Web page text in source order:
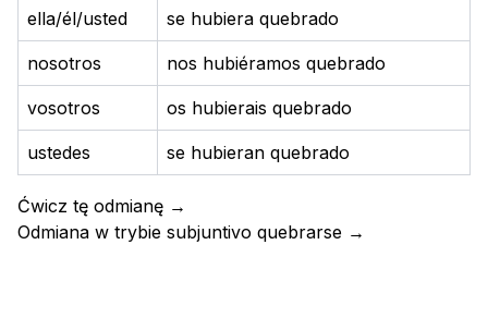
ella/él/usted se hubiera quebrado
nosotros nos hubiéramos quebrado
vosotros os hubierais quebrado
ustedes se hubieran quebrado
Ćwicz tę odmianę →
Odmiana w trybie subjuntivo quebrarse →